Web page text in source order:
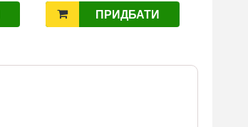
ПРИДБАТИ